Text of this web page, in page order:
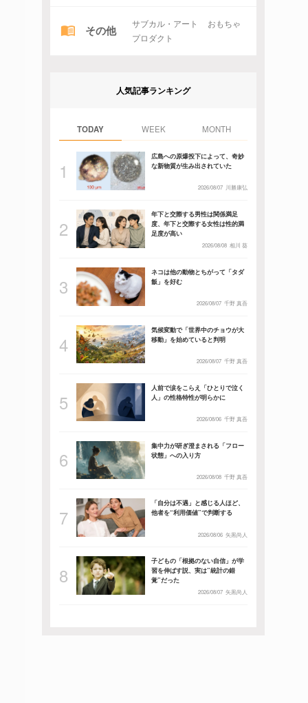
その他 サブカル・アート
おもちゃ
プロダクト
人気記事ランキング
TODAY WEEK MONTH
広島への原爆投下によって、奇妙
な新物質が生み出されていた
2026/08/07 川勝康弘
年下と交際する男性は関係満足
度、年下と交際する女性は性的満
足度が高い
2026/08/08 相川 葵
ネコは他の動物とちがって「タダ
飯」を好む
2026/08/07 千野 真吾
気候変動で「世界中のチョウが大
移動」を始めていると判明
2026/08/07 千野 真吾
人前で涙をこらえ「ひとりで泣く
人」の性格特性が明らかに
2026/08/06 千野 真吾
集中力が研ぎ澄まされる「フロー
状態」への入り方
2026/08/08 千野 真吾
「自分は不遇」と感じる人ほど、
他者を“利用価値”で判断する
2026/08/06 矢黒尚人
子どもの「根拠のない自信」が学
習を伸ばす説、実は”統計の錯
覚”だった
2026/08/07 矢黒尚人